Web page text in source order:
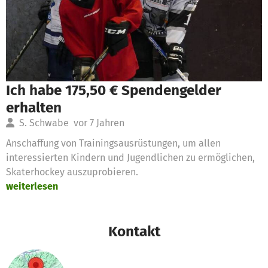
Ich habe 175,50 € Spendengelder
erhalten
S. Schwabe vor 7 Jahren
Anschaffung von Trainingsausrüstungen, um allen
interessierten Kindern und Jugendlichen zu ermöglichen,
Skaterhockey auszuprobieren.
weiterlesen
Kontakt